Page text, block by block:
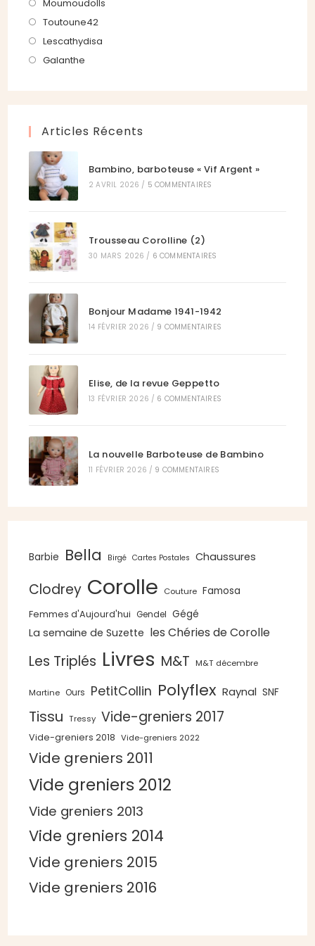
un
nouvel
Moumoudolls
Toutoune42S’ouvre
dans
Lescathydisa
Galanthe
onglet
Articles Récents
Bambino, barboteuse « Vif Argent »
2 AVRIL 2026 / 5 COMMENTAIRES
Trousseau Corolline (2)
30 MARS 2026 / 6 COMMENTAIRES
Bonjour Madame 1941-1942
14 FÉVRIER 2026 / 9 COMMENTAIRES
Elise, de la revue Geppetto
13 FÉVRIER 2026 / 6 COMMENTAIRES
La nouvelle Barboteuse de Bambino
11 FÉVRIER 2026 / 9 COMMENTAIRES
Barbie Bella Birgé Cartes Postales Chaussures
Clodrey Corolle Couture Famosa
Femmes d'Aujourd'hui Gendel Gégé
La semaine de Suzette les Chéries de Corolle
Les Triplés Livres M&T M&T décembre
Martine Ours PetitCollin Polyflex Raynal SNF
Tissu Tressy Vide-greniers 2017
Vide-greniers 2018 Vide-greniers 2022
Vide greniers 2011
Vide greniers 2012
Vide greniers 2013
Vide greniers 2014
Vide greniers 2015
Vide greniers 2016